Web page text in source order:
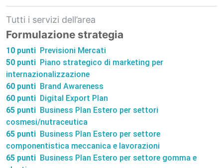
Tutti i servizi dell’area
Formulazione strategia
10 punti Previsioni Mercati
50 punti Piano strategico di marketing per
internazionalizzazione
60 punti Brand Awareness
60 punti Digital Export Plan
65 punti Business Plan Estero per settori
cosmesi/nutraceutica
65 punti Business Plan Estero per settore
componentistica meccanica e lavorazioni
65 punti Business Plan Estero per settore gomma e